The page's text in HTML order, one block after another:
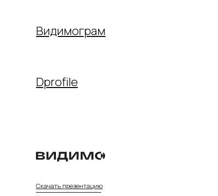
Видимограм
Dprofile
Скачать презентацию